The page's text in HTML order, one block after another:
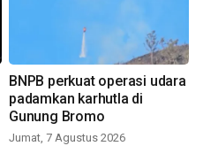
BNPB perkuat operasi udara
padamkan karhutla di
Gunung Bromo
Jumat, 7 Agustus 2026